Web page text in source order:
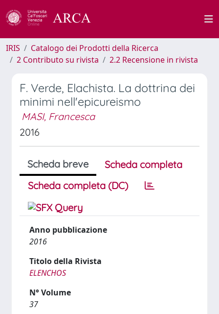
IRIS
Catalogo dei Prodotti della Ricerca
2 Contributo su rivista
2.2 Recensione in rivista
F. Verde, Elachista. La dottrina dei
minimi nell'epicureismo
MASI, Francesca
2016
Scheda breve
Scheda completa
Scheda completa (DC)
Anno pubblicazione
2016
Titolo della Rivista
ELENCHOS
N° Volume
37